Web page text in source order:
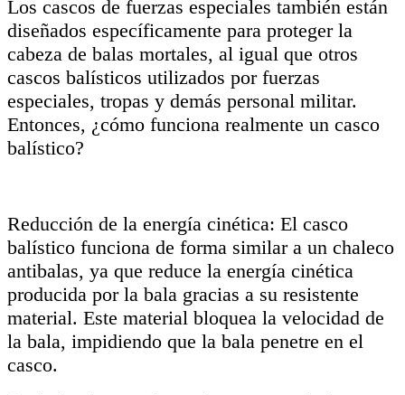
Los cascos de fuerzas especiales también están
diseñados específicamente para proteger la
cabeza de balas mortales, al igual que otros
cascos balísticos utilizados por fuerzas
especiales, tropas y demás personal militar.
Entonces, ¿cómo funciona realmente un casco
balístico?
Reducción de la energía cinética: El casco
balístico funciona de forma similar a un chaleco
antibalas, ya que reduce la energía cinética
producida por la bala gracias a su resistente
material. Este material bloquea la velocidad de
la bala, impidiendo que la bala penetre en el
casco.